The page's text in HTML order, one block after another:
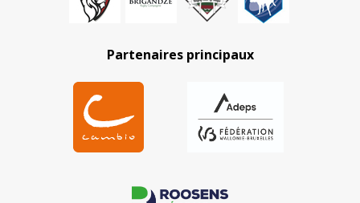
Partenaires principaux